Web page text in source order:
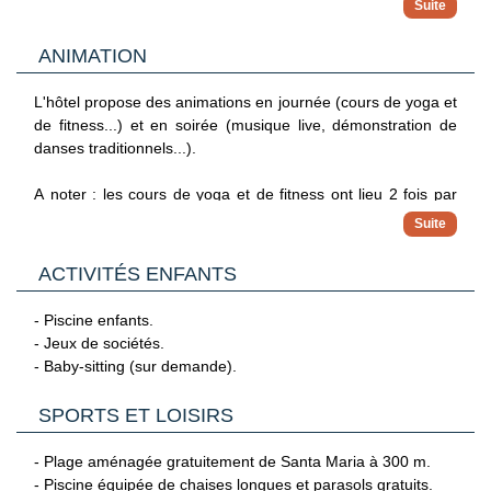
- Coffre-fort
ANIMATION
L'hôtel propose des animations en journée (cours de yoga et
de fitness...) et en soirée (musique live, démonstration de
danses traditionnels...).
A noter : les cours de yoga et de fitness ont lieu 2 fois par
ACTIVITÉS ENFANTS
- Piscine enfants.
- Jeux de sociétés.
- Baby-sitting (sur demande).
SPORTS ET LOISIRS
- Plage aménagée gratuitement de Santa Maria à 300 m.
- Piscine équipée de chaises longues et parasols gratuits.